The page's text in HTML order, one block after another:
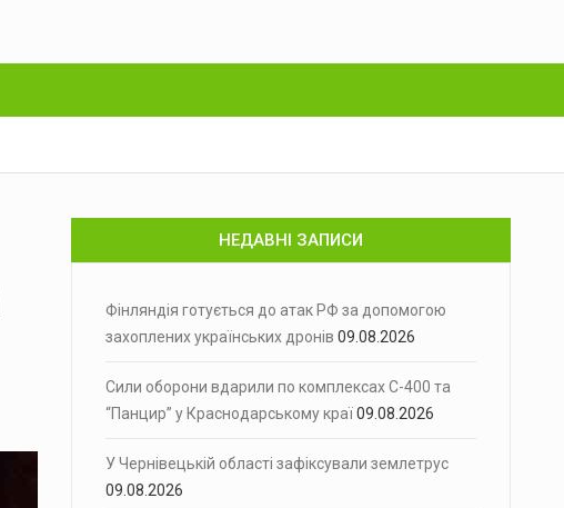
НЕДАВНІ ЗАПИСИ
Фінляндія готується до атак РФ за допомогою
захоплених українських дронів 09.08.2026
Сили оборони вдарили по комплексах С-400 та
“Панцир” у Краснодарському краї09.08.2026
У Чернівецькій області зафіксували землетрус
09.08.2026